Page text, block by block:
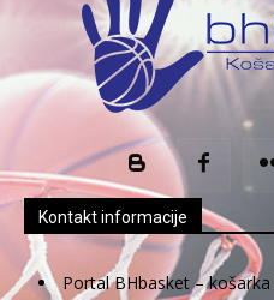
Kontakt informacije
Portal BHbasket –